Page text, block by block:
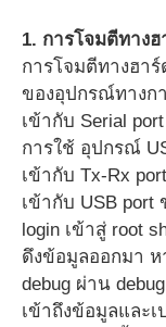
1. การโจมตีทาง
การโจมตีทางฮา
ของอุปกรณ์ทางก
เข้ากับ Serial
การใช้ อุปกรณ์
เข้ากับ Tx-Rx
เข้ากับ USB
login เข้าสู่ root
ดึงข้อมูลออกมา
debug ผ่าน
เข้าถึงข้อมูลและ